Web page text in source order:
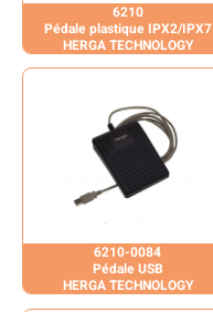
6210
Pédale plastique IPX2/IPX7
HERGA TECHNOLOGY
6210-0084
Pédale USB
HERGA TECHNOLOGY